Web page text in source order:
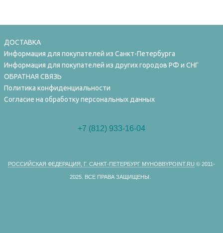
ДОСТАВКА
Информация для покупателей из Санкт-Петербурга
Информация для покупателей из других городов РФ и СНГ
ОБРАТНАЯ СВЯЗЬ
Политика конфиденциальности
Согласие на обработку персональных данных
+7 (812) 933-16-04
РОССИЙСКАЯ ФЕДЕРАЦИЯ, Г. САНКТ-ПЕТЕРБУРГ MYHOBBYPOINT.RU © 2011-
2025. ВСЕ ПРАВА ЗАЩИЩЕНЫ.